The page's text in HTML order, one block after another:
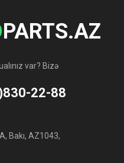
PARTS.AZ
var? Bizə
22-88
Bakı, AZ1043,